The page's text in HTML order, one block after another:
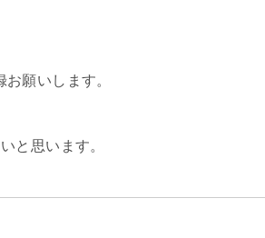
願いします。
と思います。